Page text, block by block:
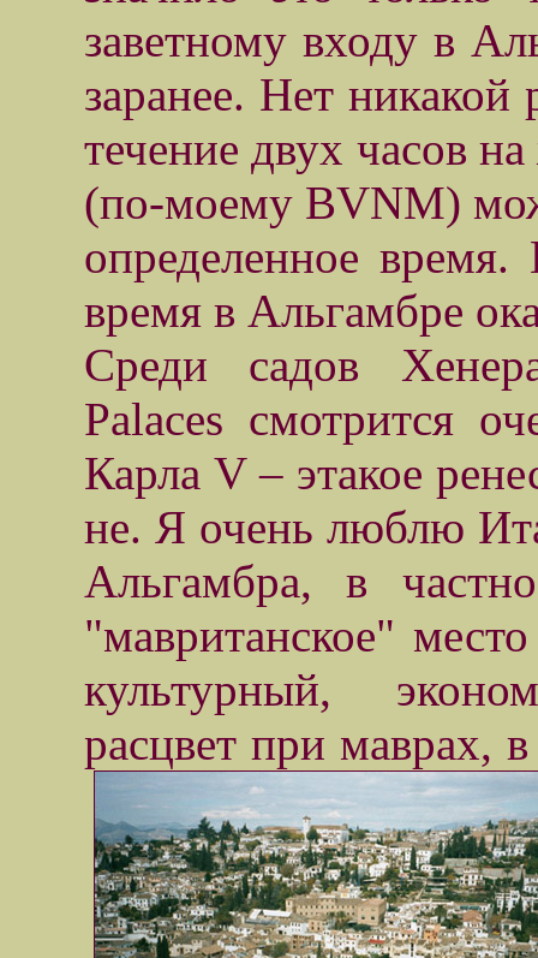
заветному входу в
заранее. Нет никакой
течение двух часов
(по-моему BVNM)
определенное время.
время в Альгамбре
Среди садов
Palaces смотрится
Карла V – этакое
не. Я очень люблю
Альгамбра, в
"мавританское"
культурный,
расцвет при маврах,